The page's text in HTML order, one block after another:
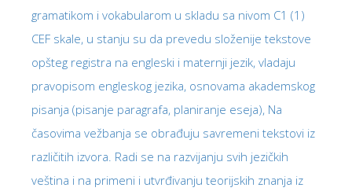
gramatikom i vokabularom u skladu sa nivom C1 (1)
CEF skale, u stanju su da prevedu složenije tekstove
opšteg registra na engleski i maternji jezik, vladaju
pravopisom engleskog jezika, osnovama akademskog
pisanja (pisanje paragrafa, planiranje eseja), Na
časovima vežbanja se obrađuju savremeni tekstovi iz
različitih izvora. Radi se na razvijanju svih jezičkih
veština i na primeni i utvrđivanju teorijskih znanja iz